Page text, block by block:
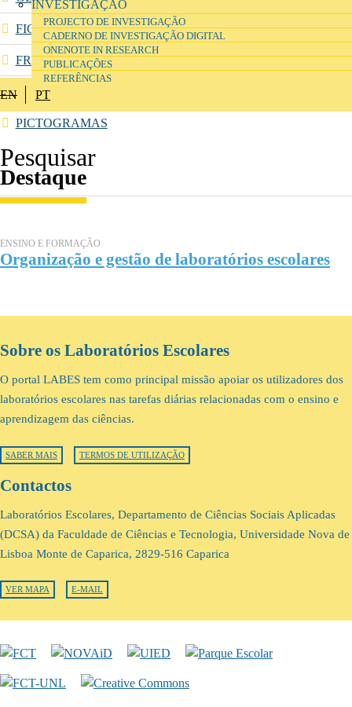
INVESTIGAÇÃO
PROJECTO DE INVESTIGAÇÃO
CADERNO DE INVESTIGAÇÃO DIGITAL
ONENOTE IN RESEARCH
PUBLICAÇÕES
REFERÊNCIAS
EN PT
FICHAS DE DADOS DE SEGURANÇA
FRASES H E P
GESTÃO DE RESÍDUOS
PICTOGRAMAS
Destaque
ENSINO E FORMAÇÃO
Organização e gestão de laboratórios escolares
Sobre os Laboratórios Escolares
O portal LABES tem como principal missão apoiar os utilizadores dos
laboratórios escolares nas tarefas diárias relacionadas com o ensino e
aprendizagem das ciências.
SABER MAIS TERMOS DE UTILIZAÇÃO
Contactos
Laboratórios Escolares, Departamento de Ciências Sociais Aplicadas
(DCSA) da Faculdade de Ciências e Tecnologia, Universidade Nova de
Lisboa Monte de Caparica, 2829-516 Caparica
VER MAPA E-MAIL